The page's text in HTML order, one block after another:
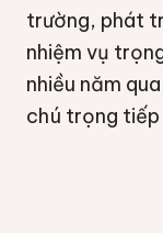
trường, phát
nhiệm vụ
nhiều năm
chú trọng